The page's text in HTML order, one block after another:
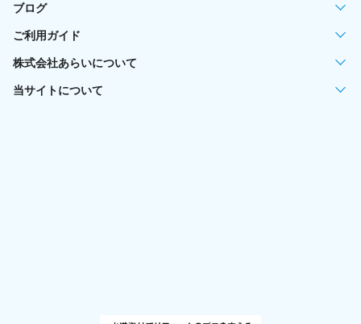
ブログ
ご利用ガイド
株式会社あらいについて
当サイトについて